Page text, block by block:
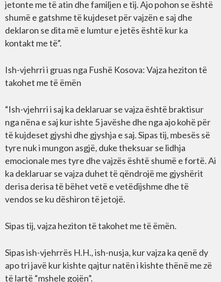
jetonte me të atin dhe familjen e tij. Ajo pohon se është
shumë e gatshme të kujdeset për vajzën e saj dhe
deklaron se dita më e lumtur e jetës është kur ka
kontakt me të”.
Ish-vjehrri i gruas nga Fushë Kosova: Vajza heziton të
takohet me të ëmën
“Ish-vjehrri i saj ka deklaruar se vajza është braktisur
nga nëna e saj kur ishte 5 javëshe dhe nga ajo kohë për
të kujdeset gjyshi dhe gjyshja e saj. Sipas tij, mbesës së
tyre nuk i mungon asgjë, duke theksuar se lidhja
emocionale mes tyre dhe vajzës është shumë e fortë. Ai
ka deklaruar se vajza duhet të qëndrojë me gjyshërit
derisa derisa të bëhet vetë e vetëdijshme dhe të
vendos se ku dëshiron të jetojë.
Sipas tij, vajza heziton të takohet me të ëmën.
Sipas ish-vjehrrës H.H., ish-nusja, kur vajza ka qenë dy
apo tri javë kur kishte qajtur natën i kishte thënë me zë
të lartë “mshele gojën”.